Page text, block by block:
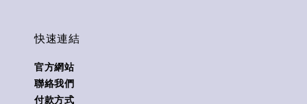
快速連結
官方網站
聯絡我們